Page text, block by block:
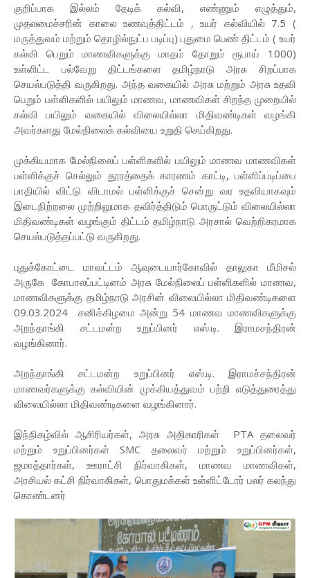
குறிப்பாக இல்லம் தேடிக் கல்வி, எண்ணும் எழுத்தும்,
முதலமைச்சரின் காலை உணவுத்திட்டம் , உயர் கல்வியில் 7.5 (
மருத்துவம் மற்றும் தொழில்நுட்ப படிப்பு) புதுமை பெண் திட்டம் ( உயர்
கல்வி பெறும் மாணவிகளுக்கு மாதம் தோறும் ரூபாய் 1000)
உள்ளிட்ட பல்வேறு திட்டங்களை தமிழ்நாடு அரசு சிறப்பாக
செயல்படுத்தி வருகிறது. அந்த வகையில் அரசு மற்றும் அரசு உதவி
பெறும் பள்ளிகளில் பயிலும் மாணவ, மாணவிகள் சிறந்த முறையில்
கல்வி பயிலும் வகையில் விலையில்லா மிதிவண்டிகள் வழங்கி
அவர்களது மேல்நிலைக் கல்வியை உறுதி செய்கிறது.
முக்கியமாக மேல்நிலைப் பள்ளிகளில் பயிலும் மாணவ மாணவிகள்
பள்ளிக்குச் செல்லும் தூரத்தைக் காரணம் காட்டி, பள்ளிப்படிப்பை
பாதியில் விட்டு விடாமல் பள்ளிக்குச் சென்று வர உதவியாகவும்
இடைநிற்றலை முற்றிலுமாக தவிர்த்திடும் பொருட்டும் விலையில்லா
மிதிவண்டிகள் வழங்கும் திட்டம் தமிழ்நாடு அரசால் வெற்றிகரமாக
செயல்படுத்தப்பட்டு வருகிறது.
புதுக்கோட்டை மாவட்டம் ஆவுடையார்கோவில் தாலுகா மீமிசல்
அருகே கோபாலப்பட்டினம் அரசு மேல்நிலைப் பள்ளிகளில் மாணவ,
மாணவிகளுக்கு தமிழ்நாடு அரசின் விலையில்லா மிதிவண்டிகளை
09.03.2024 சனிக்கிழமை அன்று 54 மாணவ மாணவிகளுக்கு
அறந்தாங்கி சட்டமன்ற உறுப்பினர் எஸ்.டி. இராமசந்திரன்
வழங்கினார்.
அறந்தாங்கி சட்டமன்ற உறுப்பினர் எஸ்.டி. இராமச்சந்திரன்
மாணவர்களுக்கு கல்வியின் முக்கியத்துவம் பற்றி எடுத்துரைத்து
விலையில்லா மிதிவண்டிகளை வழங்கினார்.
இந்நிகழ்வில் ஆசிரியர்கள், அரசு அதிகாரிகள் PTA தலைவர்
மற்றும் உறுப்பினர்கள் SMC தலைவர் மற்றும் உறுப்பினர்கள்,
ஜமாத்தார்கள், ஊராட்சி நிர்வாகிகள், மாணவ மாணவிகள்,
அரசியல் கட்சி நிர்வாகிகள், பொதுமக்கள் உள்ளிட்டோர் பலர் கலந்து
கொண்டனர்